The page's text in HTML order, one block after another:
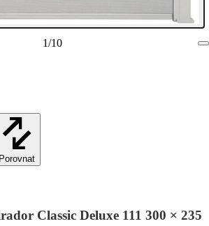
1/10
Porovnat
Classic Deluxe 111 300 × 235